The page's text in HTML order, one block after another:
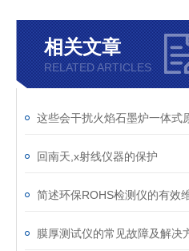
相关文章
RELATED ARTICLES
回南天,x射线仪器的保护